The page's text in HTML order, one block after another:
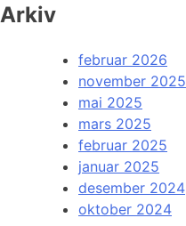
Arkiv
februar 2026
november 2025
mai 2025
mars 2025
februar 2025
januar 2025
desember 2024
oktober 2024